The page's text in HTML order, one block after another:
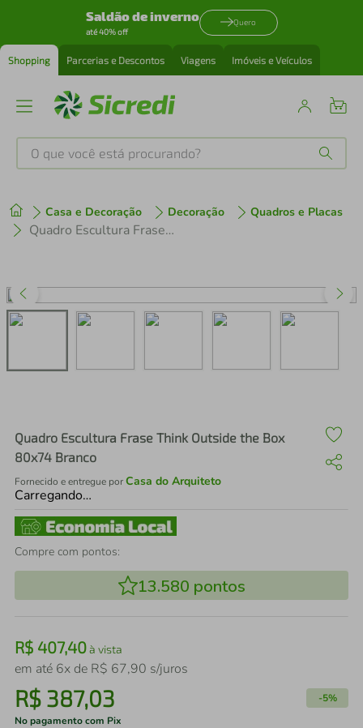
Saldão de inverno
até 40% off
Quero
Shopping Parcerias e Descontos Viagens Imóveis e Veículos
O que você está procurando?
Casa e Decoração Decoração Quadros e Placas
Quadro Escultura Frase Think Outside the Box 80x74 Branco
Quadro Escultura Frase Think Outside the Box
80x74 Branco
Fornecido e entregue porCasa do Arquiteto
Carregando…
Compre com pontos:
13.580 pontos
R$ 407,40à vista
em até 6x de R$ 67,90 s/juros
R$ 387,03 -5%
No pagamento com Pix
1º tenis
perfume